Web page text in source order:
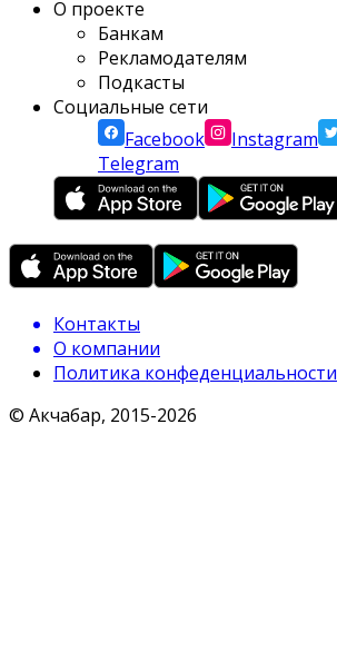
О проекте
Банкам
Рекламодателям
Подкасты
Социальные сети
Facebook
Instagram
Telegram
Контакты
О компании
Политика конфеденциальности
© Акчабар, 2015-2026